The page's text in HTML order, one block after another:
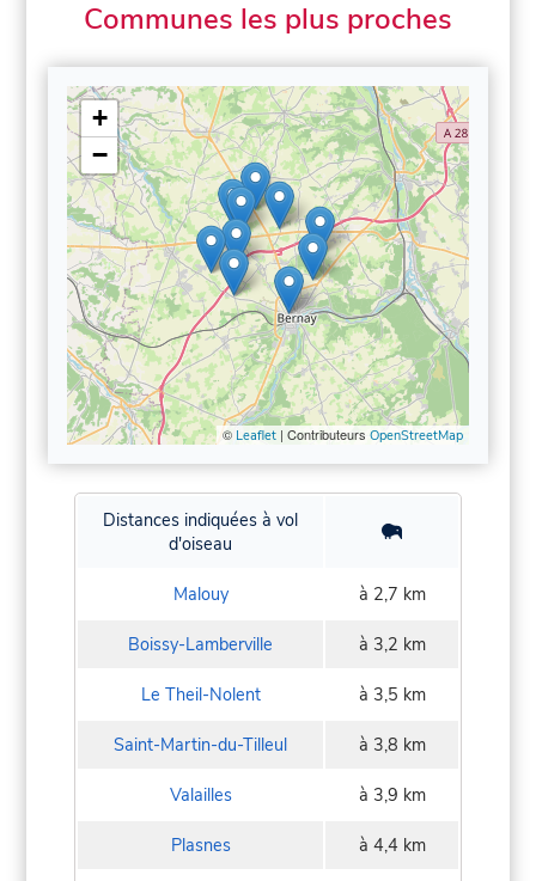
Communes les plus proches
+
−
© Leaflet| Contributeurs OpenStreetMap
Distances indiquées à vol
d'oiseau
Malouy à 2,7 km
Boissy-Lamberville à 3,2 km
Le Theil-Nolent à 3,5 km
Saint-Martin-du-Tilleul à 3,8 km
Valailles à 3,9 km
Plasnes à 4,4 km